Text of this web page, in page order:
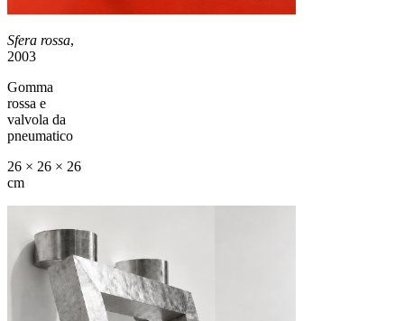
Sfera rossa,
2003
Gomma
rossa e
valvola da
pneumatico
26 × 26 × 26
cm